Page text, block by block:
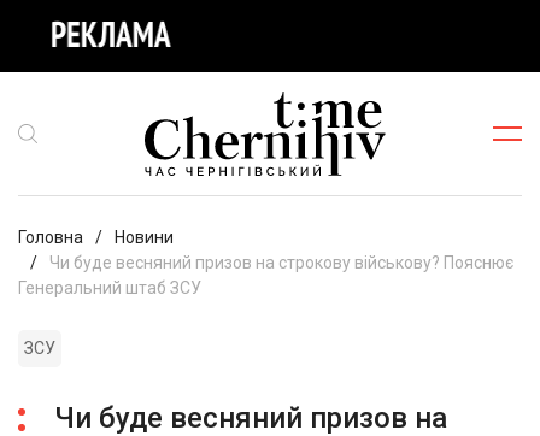
Головна
Новини
Чи буде весняний призов на строкову військову? Пояснює
Генеральний штаб ЗСУ
ЗСУ
Чи буде весняний призов на